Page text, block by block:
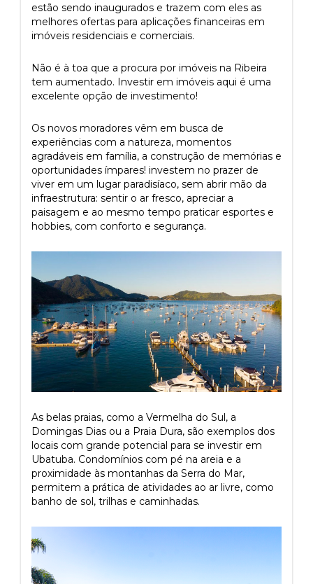
estão sendo inaugurados e trazem com eles as
melhores ofertas para aplicações financeiras em
imóveis residenciais e comerciais.
Não é à toa que a procura por imóveis na Ribeira
tem aumentado. Investir em imóveis aqui é uma
excelente opção de investimento!
Os novos moradores vêm em busca de
experiências com a natureza, momentos
agradáveis em família, a construção de memórias e
oportunidades ímpares! investem no prazer de
viver em um lugar paradisíaco, sem abrir mão da
infraestrutura: sentir o ar fresco, apreciar a
paisagem e ao mesmo tempo praticar esportes e
hobbies, com conforto e segurança.
As belas praias, como a Vermelha do Sul, a
Domingas Dias ou a Praia Dura, são exemplos dos
locais com grande potencial para se investir em
Ubatuba. Condomínios com pé na areia e a
proximidade às montanhas da Serra do Mar,
permitem a prática de atividades ao ar livre, como
banho de sol, trilhas e caminhadas.